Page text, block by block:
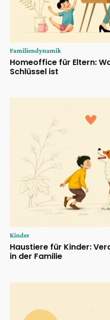
Familiendynamik
Homeoffice für Eltern:
Schlüssel ist
Kinder
Haustiere für Kinder:
in der Familie